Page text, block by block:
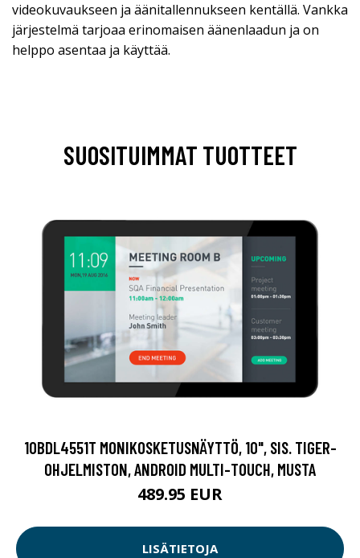
videokuvaukseen ja äänitallennukseen kentällä. Vankka
järjestelmä tarjoaa erinomaisen äänenlaadun ja on
helppo asentaa ja käyttää.
SUOSITUIMMAT TUOTTEET
10BDL4551T MONIKOSKETUSNÄYTTÖ, 10", SIS. TIGER-
OHJELMISTON, ANDROID MULTI-TOUCH, MUSTA
489.95 EUR
LISÄTIETOJA